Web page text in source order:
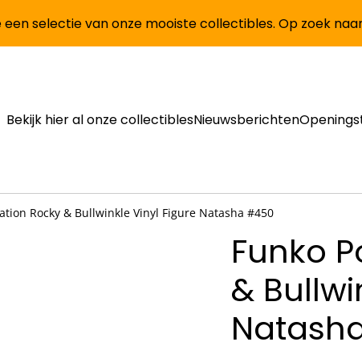
een selectie van onze mooiste collectibles. Op zoek
Bekijk hier al onze collectiblesNieuwsberichten
Rocky & Bullwinkle Vinyl Figure Natasha #450
Funko
&